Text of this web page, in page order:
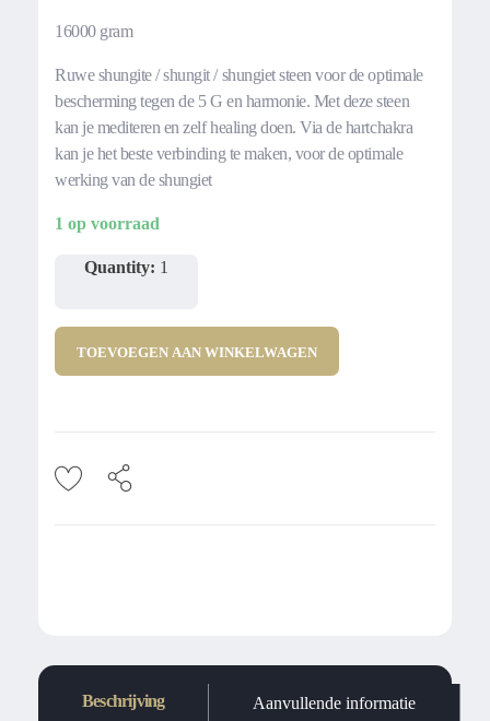
16000 gram
Ruwe shungite / shungit / shungiet steen voor de optimale
bescherming tegen de 5 G en harmonie. Met deze steen
kan je mediteren en zelf healing doen. Via de hartchakra
kan je het beste verbinding te maken, voor de optimale
werking van de shungiet
1 op voorraad
Quantity: 1
TOEVOEGEN AAN WINKELWAGEN
Beschrijving Aanvullende informatie